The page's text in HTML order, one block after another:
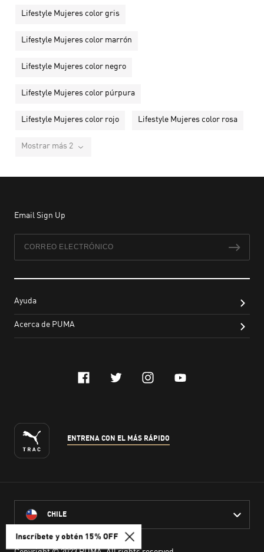
Lifestyle Mujeres color gris
Lifestyle Mujeres color marrón
Lifestyle Mujeres color negro
Lifestyle Mujeres color púrpura
Lifestyle Mujeres color rojo Lifestyle Mujeres color rosa
Mostrar más 2
Inscríbete y obtén 15% OFF